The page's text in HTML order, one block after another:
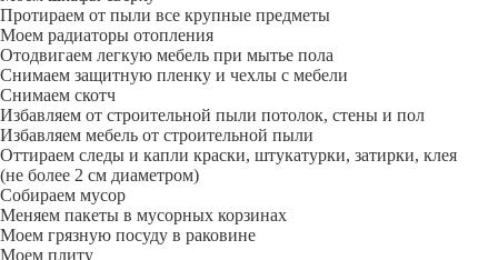
Протираем от пыли все крупные предметы
Моем радиаторы отопления
Отодвигаем легкую мебель при мытье пола
Снимаем защитную пленку и чехлы с мебели
Снимаем скотч
Избавляем от строительной пыли потолок, стены и пол
Избавляем мебель от строительной пыли
Оттираем следы и капли краски, штукатурки, затирки, клея
(не более 2 см диаметром)
Собираем мусор
Меняем пакеты в мусорных корзинах
Моем грязную посуду в раковине
Моем плиту